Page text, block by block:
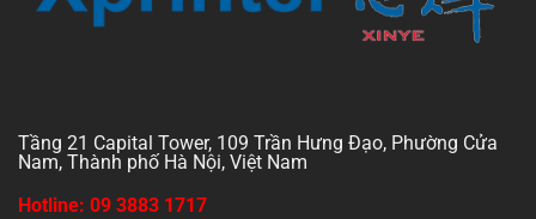
Tầng 21 Capital Tower, 109 Trần Hưng Đạo, Phường Cửa
Nam, Thành phố Hà Nội, Việt Nam
Hotline: 09 3883 1717